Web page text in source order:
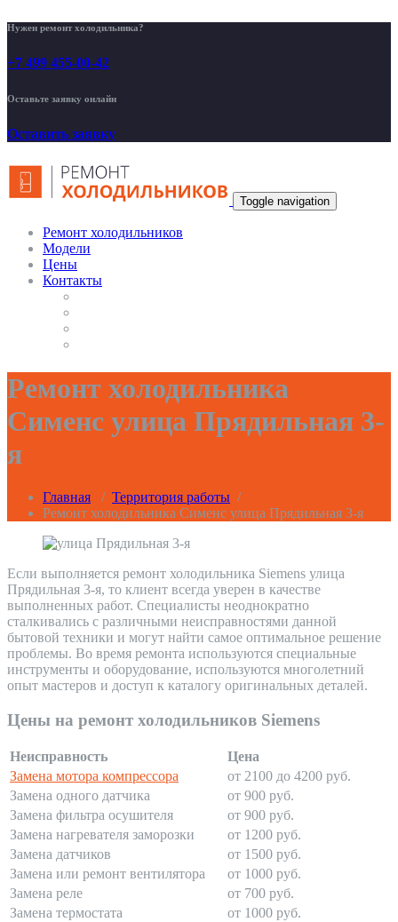
Нужен ремонт холодильника?
+7 499 455-00-42
Оставьте заявку онлайн
Оставить заявку
Toggle navigation
Ремонт холодильников
Модели
Цены
Контакты
Ремонт холодильника
Сименс улица Прядильная 3-
я
Главная / Территория работы /
Ремонт холодильника Сименс улица Прядильная 3-я
Если выполняется ремонт холодильника Siemens улица
Прядильная 3-я, то клиент всегда уверен в качестве
выполненных работ. Специалисты неоднократно
сталкивались с различными неисправностями данной
бытовой техники и могут найти самое оптимальное решение
проблемы. Во время ремонта используются специальные
инструменты и оборудование, используются многолетний
опыт мастеров и доступ к каталогу оригинальных деталей.
Цены на ремонт холодильников Siemens
Неисправность
Цена
Замена мотора компрессора
от 2100 до 4200 руб.
Замена одного датчика
от 900 руб.
Замена фильтра осушителя
от 900 руб.
Замена нагревателя заморозки
от 1200 руб.
Замена датчиков
от 1500 руб.
Замена или ремонт вентилятора
от 1000 руб.
Замена реле
от 700 руб.
Замена термостата
от 1000 руб.